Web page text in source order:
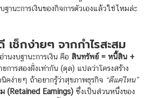
านะการเงินของกิจการตัวเองแล้วใช่ไหมล่ะ
เช็กง่ายๆ จากกำไรสะสม
นงบฐานะการเงิน คือ สินทรัพย์ = หนี้สิน +
ยการสองฝั่งเท่ากัน (ดุล) แปลว่าโครงสร้าง
คง่ายๆ ถ้าอยากรู้ว่าสุขภาพธุรกิจ “ดีแค่ไหน”
(Retained Earnings) ซึ่งเป็นส่วนหนึ่งของ